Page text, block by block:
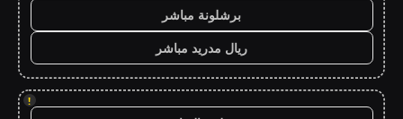
برشلونة مباشر
ريال مدريد مباشر
!